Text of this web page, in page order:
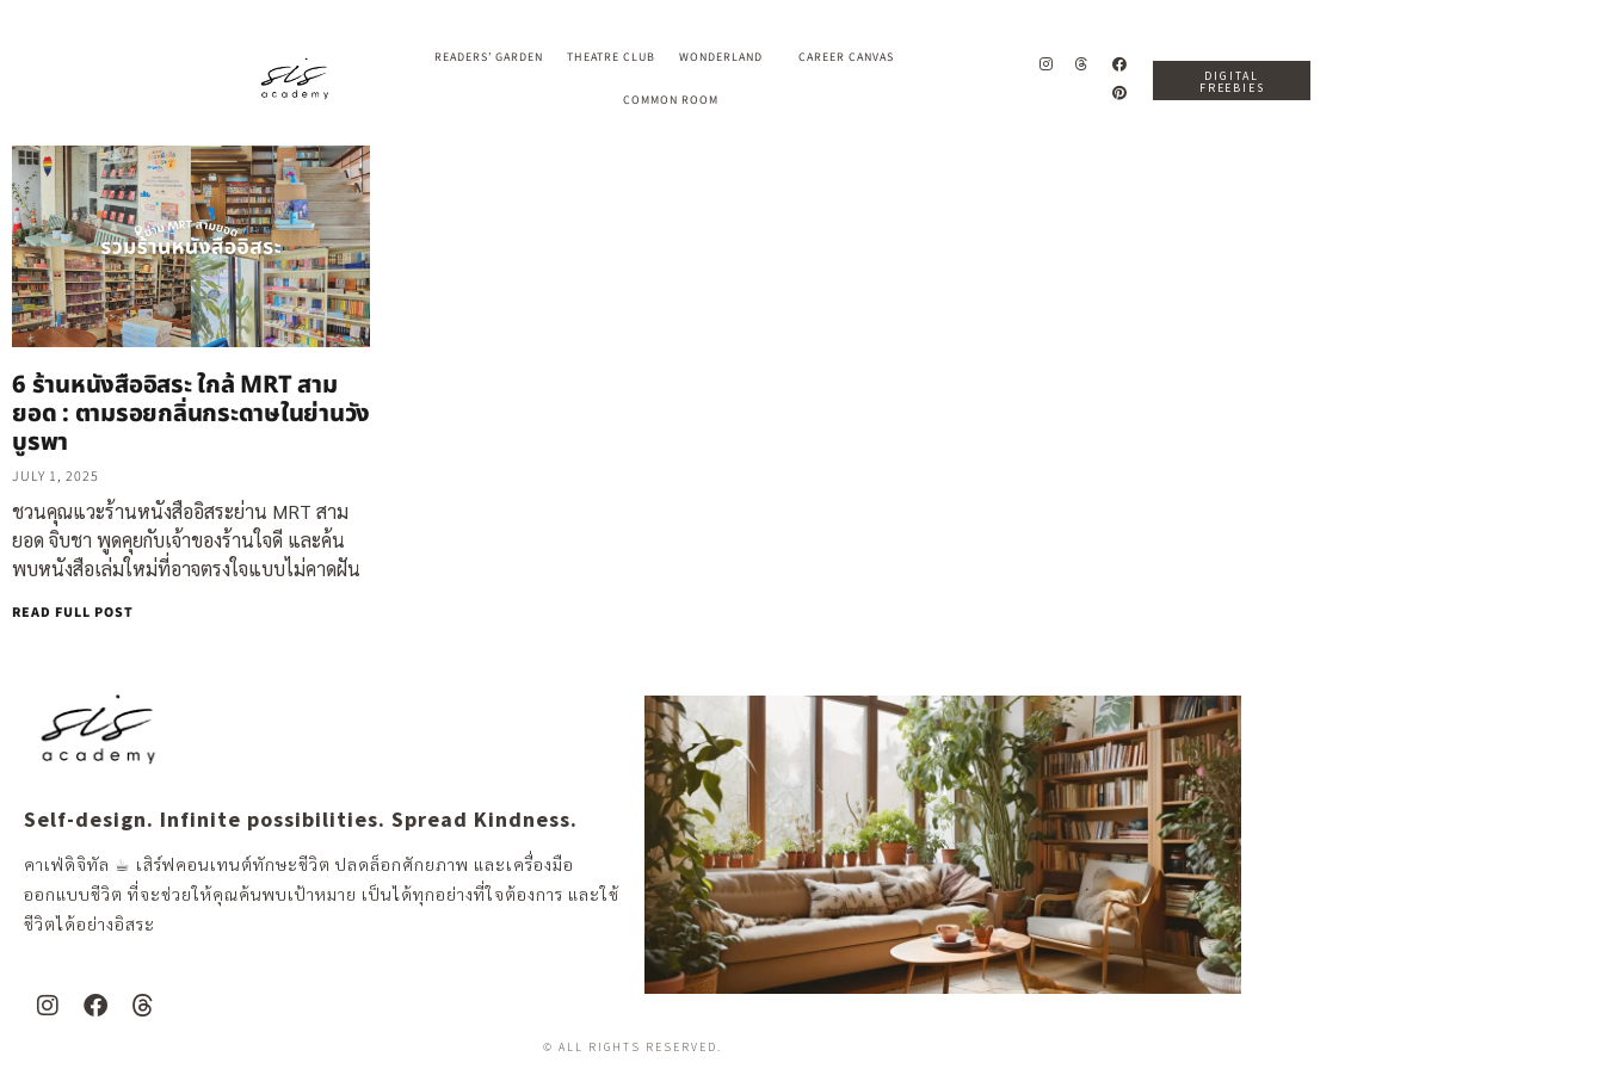
READERS’ GARDEN THEATRE CLUB WONDERLAND CAREER CANVAS
COMMON ROOM
DIGITAL
FREEBIES
6 ร้านหนังสืออิสระ ใกล้ MRT สาม
ยอด : ตามรอยกลิ่นกระดาษในย่านวัง
บูรพา
JULY 1, 2025
ชวนคุณแวะร้านหนังสืออิสระย่าน MRT สาม
ยอด จิบชา พูดคุยกับเจ้าของร้านใจดี และค้น
พบหนังสือเล่มใหม่ที่อาจตรงใจแบบไม่คาดฝัน
READ FULL POST
Self-design. Infinite possibilities. Spread Kindness.
คาเฟ่ดิจิทัล ☕︎ เสิร์ฟคอนเทนต์ทักษะชีวิต ปลดล็อกศักยภาพ และเครื่องมือ
ออกแบบชีวิต ที่จะช่วยให้คุณค้นพบเป้าหมาย เป็นได้ทุกอย่างที่ใจต้องการ และใช้
ชีวิตได้อย่างอิสระ
© ALL RIGHTS RESERVED.